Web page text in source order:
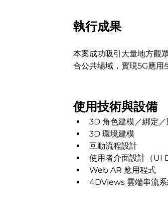
執行成果
本案成功吸引大量地方觀
合公共場域，實現5G應用
使用技術與設備
3D 角色建模／綁定
3D 環境建模
互動流程設計
使用者介面設計（UI
Web AR 應用程式
4DViews 雲端串流